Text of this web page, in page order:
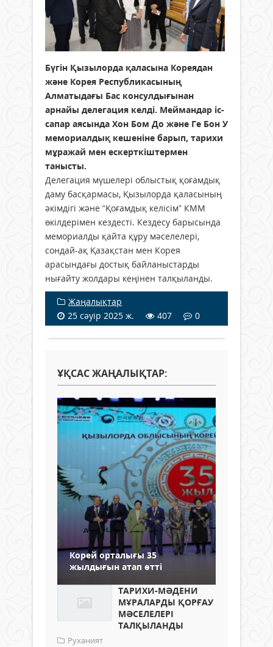
Бүгін Қызылорда қаласына Кореядан
және Корея Республикасының
Алматыдағы Бас консулдығынан
арнайы делегация келді. Меймандар іс-
сапар аясында Хон Бом До және Ге Бон У
мемориалдық кешеніне барып, тарихи
мұражай мен ескерткіштермен
танысты.
Делегация мүшелері облыстық қоғамдық
даму басқармасы, Қызылорда қаласының
әкімдігі және “Қоғамдық келісім” КММ
өкілдерімен кездесті. Кездесу барысында
мемориалды қайта құру мәселелері,
сондай-ақ Қазақстан мен Корея
арасындағы достық байланыстарды
нығайту жолдары кеңінен талқыланды.
Жаңалықтар
25 сәуір 2025 ж.
407 0
ҰҚСАС ЖАҢАЛЫҚТАР:
Корей орталығы 35
жылдығын атап өтті
ТАРИХИ-МӘДЕНИ
МҰРАЛАРДЫ ҚОРҒАУ
МӘСЕЛЕЛЕРІ
ТАЛҚЫЛАНДЫ
Руханият